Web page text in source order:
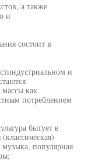
а также
и
состоит в
и
как
потреблением
бытует в
популярная